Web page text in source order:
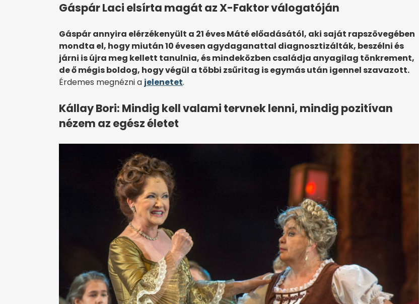
Gáspár Laci elsírta magát az X-Faktor válogatóján
Gáspár annyira elérzékenyült a 21 éves Máté előadásától, aki saját rapszövegében
mondta el, hogy miután 10 évesen agydaganattal diagnosztizálták, beszélni és
járni is újra meg kellett tanulnia, és mindeközben családja anyagilag tönkrement,
de ő mégis boldog, hogy végül a többi zsűritag is egymás után igennel szavazott.
Érdemes megnézni a jelenetet.
Kállay Bori: Mindig kell valami tervnek lenni, mindig pozitívan
nézem az egész életet